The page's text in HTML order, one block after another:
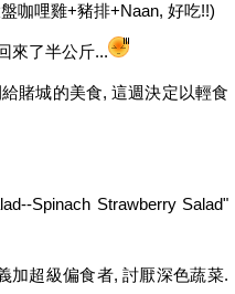
咖哩雞+豬排+Naan, 好吃!!)
來了半公斤...
賭城的美食, 這週決定以輕食
Spinach Strawberry Salad"
加超級偏食者, 討厭深色蔬菜.